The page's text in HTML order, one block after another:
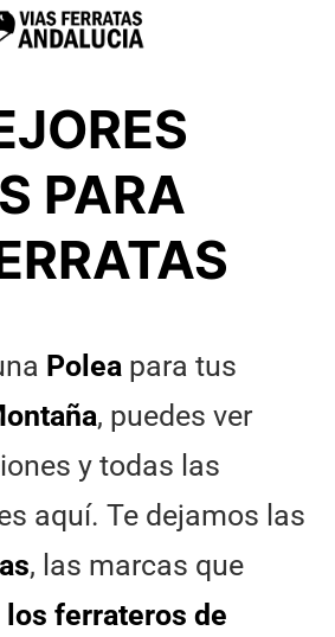
PARA
Polea para tus
, puedes ver
y todas las
aquí. Te dejamos las
, las marcas que
los ferrateros de